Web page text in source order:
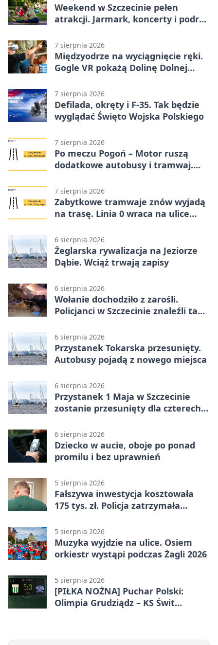
Weekend w Szczecinie pełen
atrakcji. Jarmark, koncerty i podróż
7 sierpnia 2026
Międzyodrze na wyciągnięcie ręki.
Gogle VR pokażą Dolinę Dolnej
7 sierpnia 2026
Defilada, okręty i F-35. Tak będzie
wyglądać Święto Wojska Polskiego
7 sierpnia 2026
Po meczu Pogoń – Motor ruszą
dodatkowe autobusy i tramwaj.
7 sierpnia 2026
Zabytkowe tramwaje znów wyjadą
na trasę. Linia 0 wraca na ulice
6 sierpnia 2026
Żeglarska rywalizacja na Jeziorze
Dąbie. Wciąż trwają zapisy
6 sierpnia 2026
Wołanie dochodziło z zarośli.
Policjanci w Szczecinie znaleźli tam
6 sierpnia 2026
Przystanek Tokarska przesunięty.
Autobusy pojadą z nowego miejsca
6 sierpnia 2026
Przystanek 1 Maja w Szczecinie
zostanie przesunięty dla czterech
6 sierpnia 2026
Dziecko w aucie, oboje po ponad
promilu i bez uprawnień
5 sierpnia 2026
Fałszywa inwestycja kosztowała
175 tys. zł. Policja zatrzymała
5 sierpnia 2026
Muzyka wyjdzie na ulice. Osiem
orkiestr wystąpi podczas Żagli 2026
5 sierpnia 2026
[PIŁKA NOŻNA] Puchar Polski:
Olimpia Grudziądz – KS Świt